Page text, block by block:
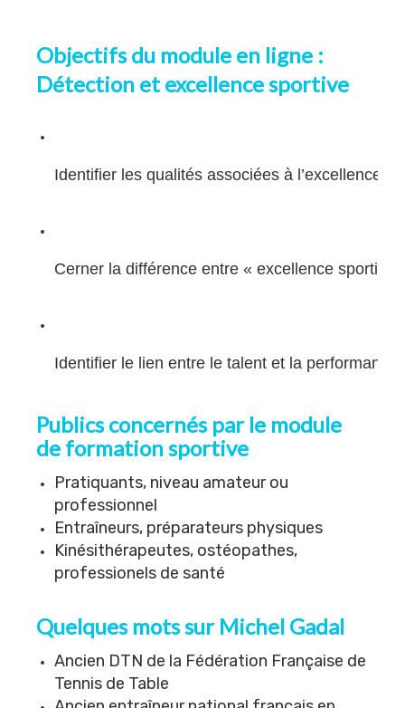
Objectifs du module en ligne :
Détection et excellence sportive
Identifier les qualités associées à l’excellence
Cerner la différence entre « excellence sportive
Identifier le lien entre le talent et la performance
Publics concernés par le module
de formation sportive
Pratiquants, niveau amateur ou
professionnel
Entraîneurs, préparateurs physiques
Kinésithérapeutes, ostéopathes,
professionels de santé
Quelques mots sur Michel Gadal
Ancien DTN de la Fédération Française de
Tennis de Table